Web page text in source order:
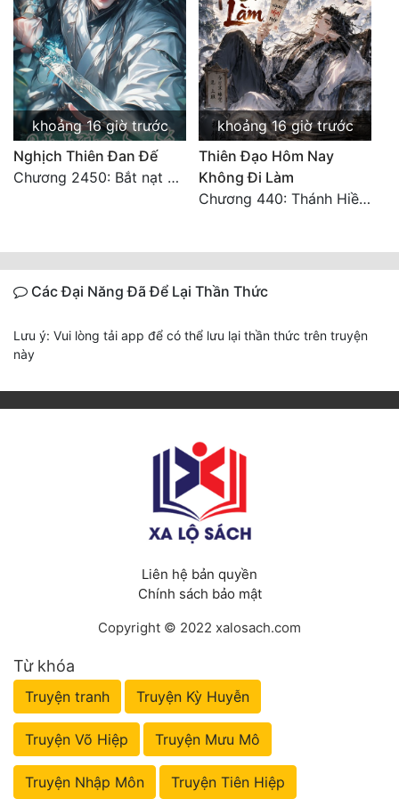
khoảng 16 giờ trước
Nghịch Thiên Đan Đế
Chương 2450: Bắt nạt kẻ thật thà
khoảng 16 giờ trước
Thiên Đạo Hôm Nay
Không Đi Làm
Chương 440: Thánh Hiền tề tụ, cháy Nguyên Hỏa chủng (3)
Các Đại Năng Đã Để Lại Thần Thức
Lưu ý: Vui lòng tải app để có thể lưu lại thần thức trên truyện
này
Liên hệ bản quyền
Chính sách bảo mật
Copyright © 2022 xalosach.com
Từ khóa
Truyện tranh Truyện Kỳ Huyễn
Truyện Võ Hiệp Truyện Mưu Mô
Truyện Nhập Môn Truyện Tiên Hiệp